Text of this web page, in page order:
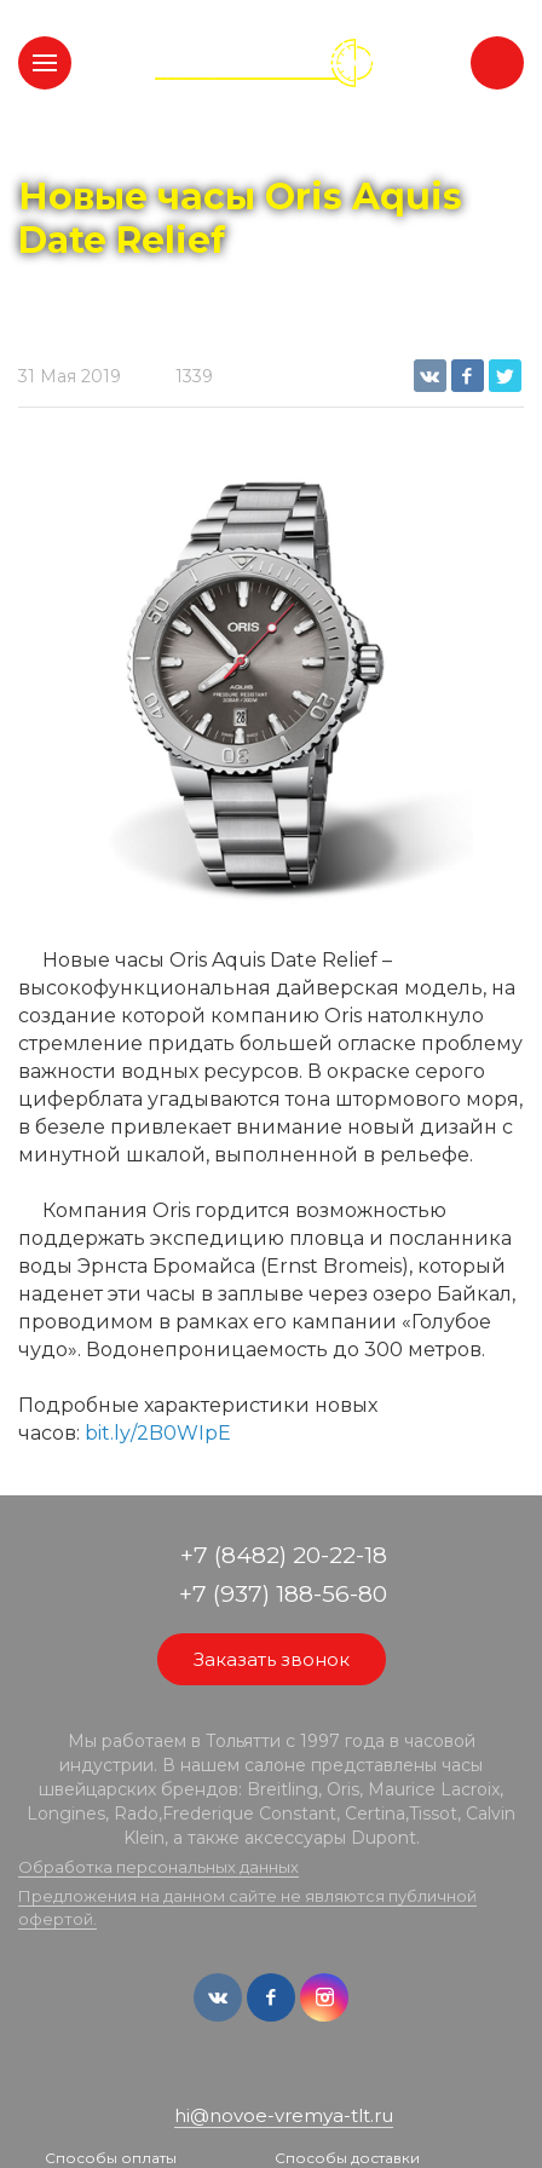
Новые часы Oris Aquis
Date Relief
31 Мая 2019 1339
Новые часы Oris Aquis Date Relief –
высокофункциональная дайверская модель, на
создание которой компанию Oris натолкнуло
стремление придать большей огласке проблему
важности водных ресурсов. В окраске серого
циферблата угадываются тона штормового моря,
в безеле привлекает внимание новый дизайн с
минутной шкалой, выполненной в рельефе.
Компания Oris гордится возможностью
поддержать экспедицию пловца и посланника
воды Эрнста Бромайса (Ernst Bromeis), который
наденет эти часы в заплыве через озеро Байкал,
проводимом в рамках его кампании «Голубое
чудо». Водонепроницаемость до 300 метров.
Подробные характеристики новых
часов: bit.ly/2B0WIpE
+7 (8482) 20-22-18
+7 (937) 188-56-80
Заказать звонок
Мы работаем в Тольятти с 1997 года в часовой
индустрии. В нашем салоне представлены часы
швейцарских брендов: Breitling, Oris, Maurice Lacroix,
Longines, Rado,Frederique Constant, Certina,Tissot, Calvin
Klein, а также аксессуары Dupont.
Обработка персональных данных
Предложения на данном сайте не являются публичной
офертой.
hi@novoe-vremya-tlt.ru
Способы оплаты Способы доставки